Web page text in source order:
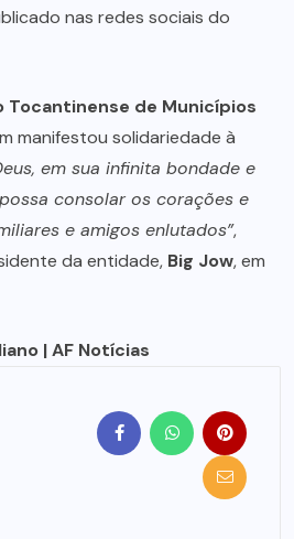
nas redes sociais do
Tocantinense de Municípios
manifestou solidariedade à
em sua infinita bondade e
consolar os corações e
e amigos enlutados”,
da entidade, Big Jow, em
| AF Notícias